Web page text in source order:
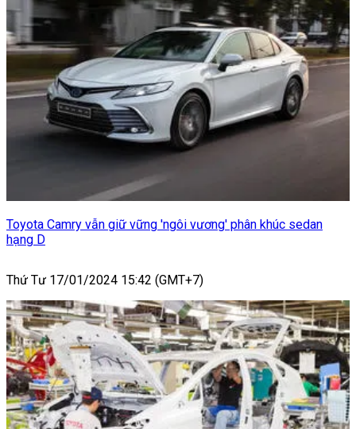
Toyota Camry vẫn giữ vững 'ngôi vương' phân khúc sedan
hạng D
Thứ Tư 17/01/2024 15:42 (GMT+7)